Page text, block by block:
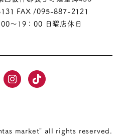
FAX /095-887-2121
～19：00 日曜店休日
market" all rights reserved.